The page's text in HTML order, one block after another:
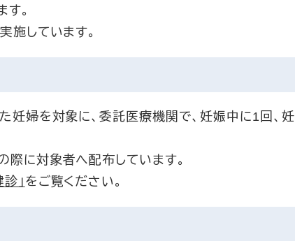
。
しています。
妊婦を対象に、委託医療機関で、妊娠中に1回、
際に対象者へ配布しています。
」 をご覧ください。